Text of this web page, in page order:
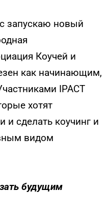
запускаю новый
Коучей и
как начинающим,
IPACT
хотят
и сделать коучинг и
видом
будущим